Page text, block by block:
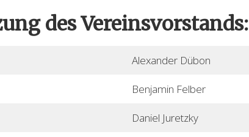
des Vereinsvorstands:
Alexander Dübon
Benjamin Felber
Daniel Juretzky